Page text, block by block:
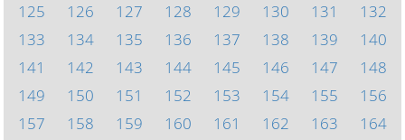
125
126 127 128 129 130 131
132
133
134 135 136 137 138 139
140
141
142 143 144 145 146 147
148
149
150 151 152 153 154 155
156
157
158 159 160 161 162 163
164